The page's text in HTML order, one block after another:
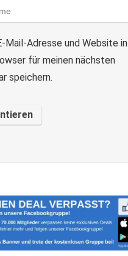
Mail-Adresse und Website in
für meinen nächsten
speichern.